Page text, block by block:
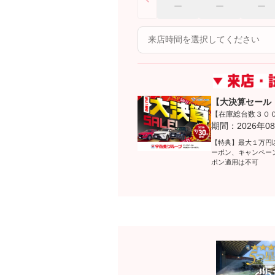
【大決算セール
【在庫総台数３
期間：2026年
【特典】最大１万
ーポン、キャンペー
ポン適用は不可